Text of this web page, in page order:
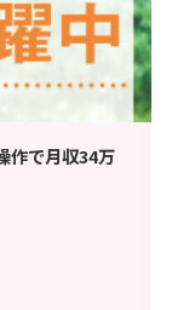
作で月収34万